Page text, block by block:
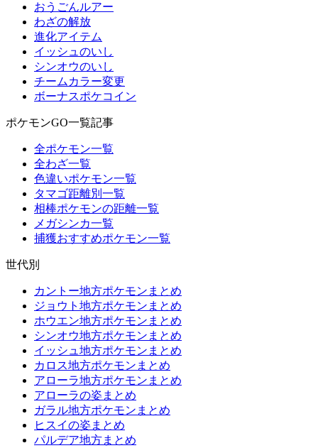
おうごんルアー
わざの解放
進化アイテム
イッシュのいし
シンオウのいし
チームカラー変更
ボーナスポケコイン
ポケモンGO一覧記事
全ポケモン一覧
全わざ一覧
色違いポケモン一覧
タマゴ距離別一覧
相棒ポケモンの距離一覧
メガシンカ一覧
捕獲おすすめポケモン一覧
世代別
カントー地方ポケモンまとめ
ジョウト地方ポケモンまとめ
ホウエン地方ポケモンまとめ
シンオウ地方ポケモンまとめ
イッシュ地方ポケモンまとめ
カロス地方ポケモンまとめ
アローラ地方ポケモンまとめ
アローラの姿まとめ
ガラル地方ポケモンまとめ
ヒスイの姿まとめ
パルデア地方まとめ